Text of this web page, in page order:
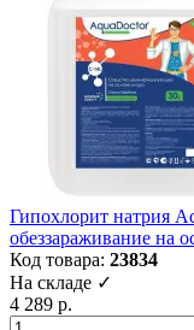
Гипохлорит натрия
обеззараживание на
Код товара: 23834
На складе ✓
4 289 р.